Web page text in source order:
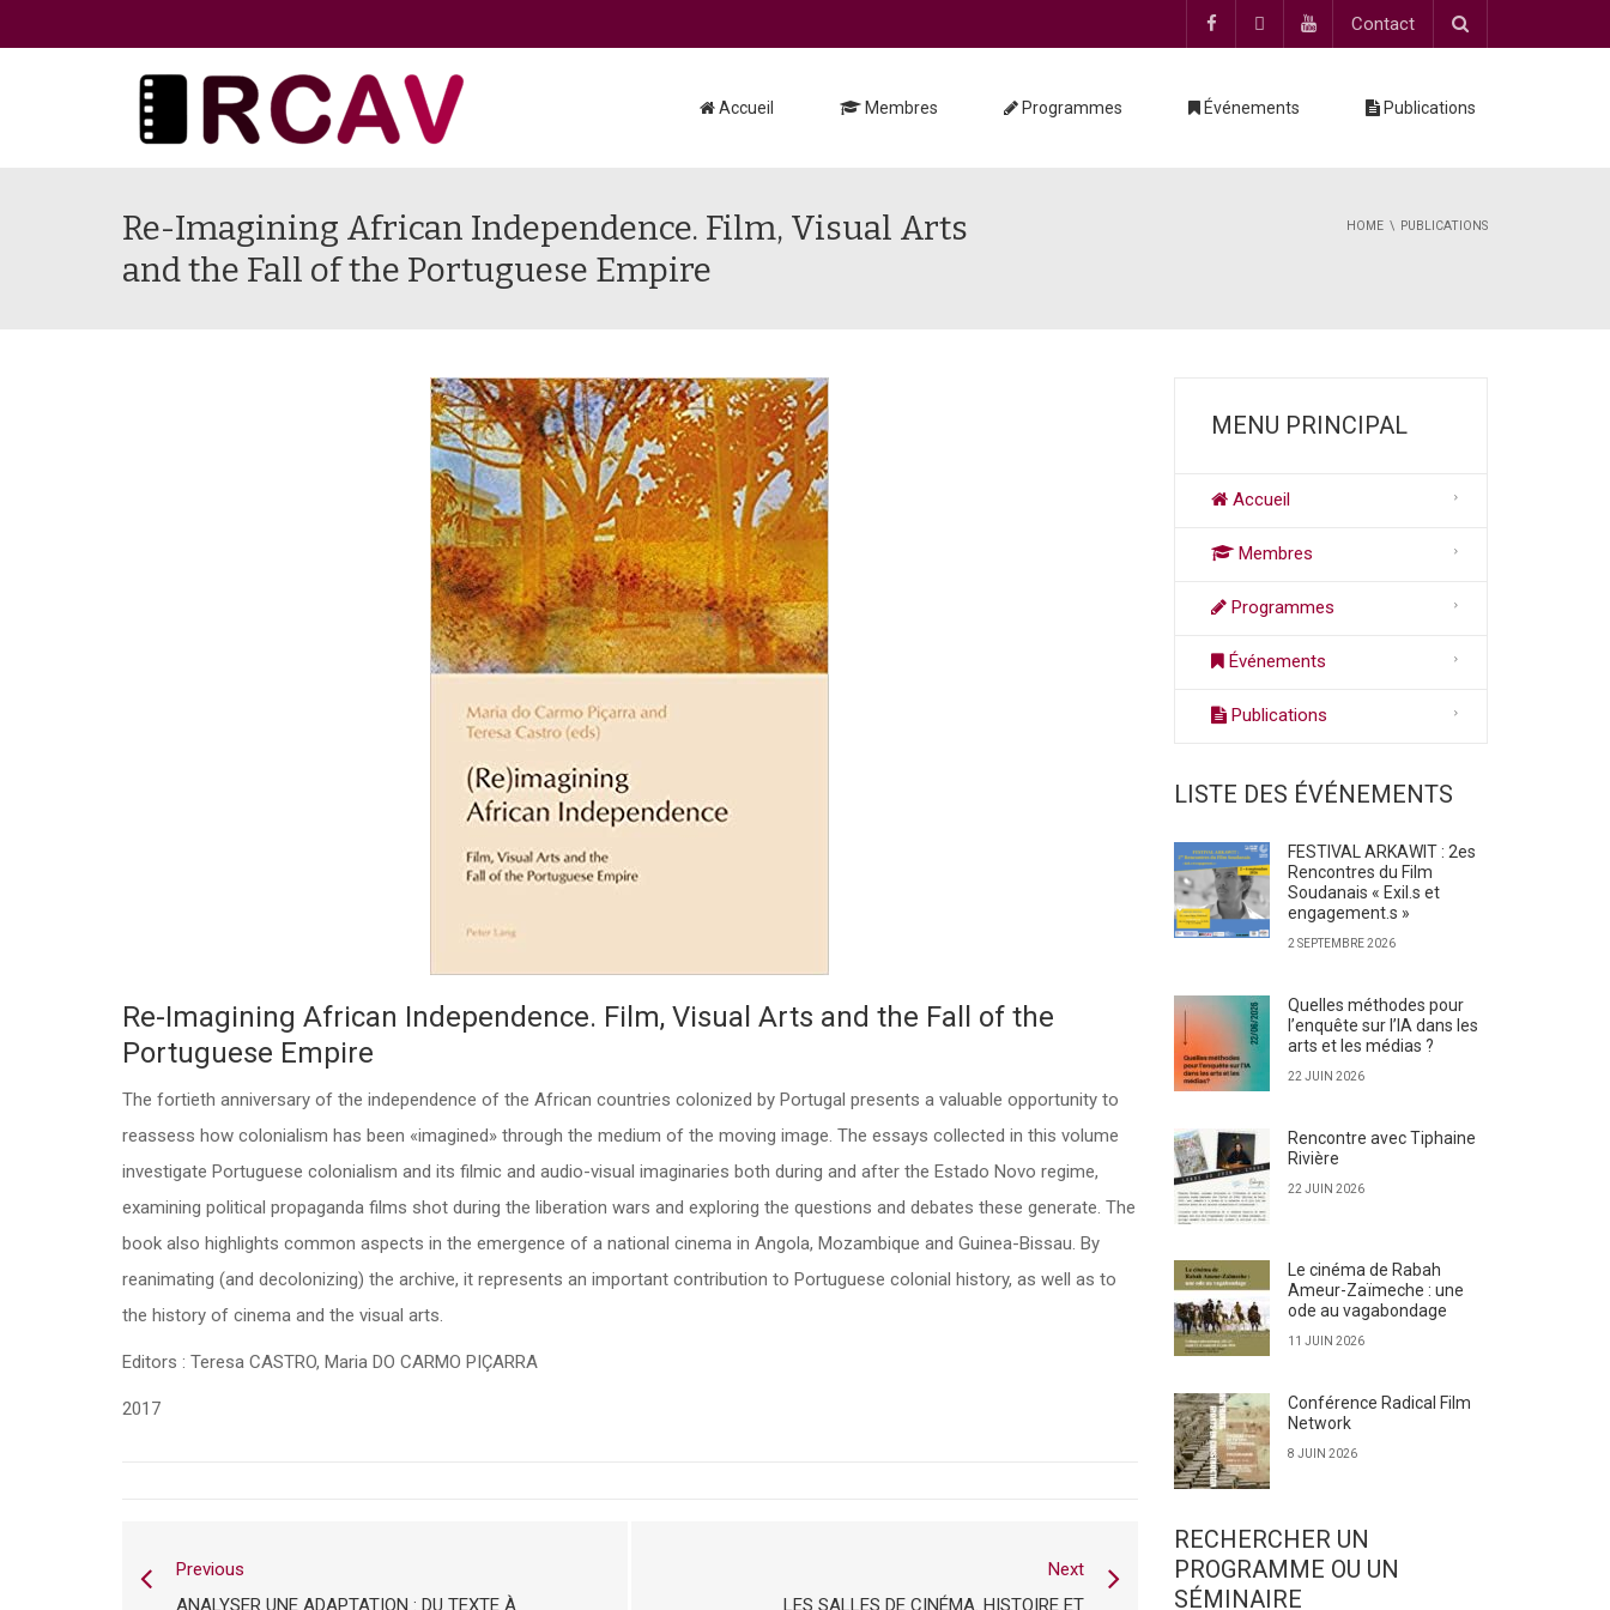
Contact
Accueil Membres Programmes Événements Publications
Re-Imagining African Independence. Film, Visual Arts
and the Fall of the Portuguese Empire
HOME PUBLICATIONS
Re-Imagining African Independence. Film, Visual Arts and the Fall of the
Portuguese Empire
The fortieth anniversary of the independence of the African countries colonized by Portugal presents a valuable opportunity to
reassess how colonialism has been «imagined» through the medium of the moving image. The essays collected in this volume
investigate Portuguese colonialism and its filmic and audio-visual imaginaries both during and after the Estado Novo regime,
examining political propaganda films shot during the liberation wars and exploring the questions and debates these generate. The
book also highlights common aspects in the emergence of a national cinema in Angola, Mozambique and Guinea-Bissau. By
reanimating (and decolonizing) the archive, it represents an important contribution to Portuguese colonial history, as well as to
the history of cinema and the visual arts.
Editors : Teresa CASTRO, Maria DO CARMO PIÇARRA
2017
Previous
ANALYSER UNE ADAPTATION : DU TEXTE À
Next
LES SALLES DE CINÉMA. HISTOIRE ET
MENU PRINCIPAL
Accueil
Membres
Programmes
Événements
Publications
LISTE DES ÉVÉNEMENTS
FESTIVAL ARKAWIT : 2es
Rencontres du Film
Soudanais « Exil.s et
engagement.s »
2 SEPTEMBRE 2026
Quelles méthodes pour
l’enquête sur l’IA dans les
arts et les médias ?
22 JUIN 2026
Rencontre avec Tiphaine
Rivière
22 JUIN 2026
Le cinéma de Rabah
Ameur-Zaïmeche : une
ode au vagabondage
11 JUIN 2026
Conférence Radical Film
Network
8 JUIN 2026
RECHERCHER UN
PROGRAMME OU UN
SÉMINAIRE